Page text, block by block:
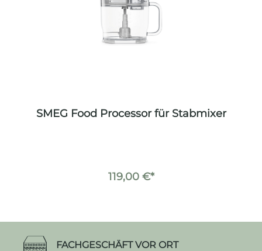
SMEG Food Processor für Stabmixer
119,00 €*
FACHGESCHÄFT VOR ORT